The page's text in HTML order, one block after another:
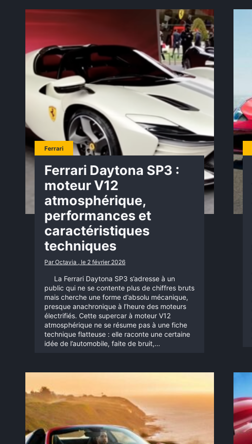
Ferrari
Ferrari Daytona SP3 :
moteur V12
atmosphérique,
performances et
caractéristiques
techniques
Par Octavia , le 2 février 2026
La Ferrari Daytona SP3 s’adresse à un
public qui ne se contente plus de chiffres bruts
mais cherche une forme d’absolu mécanique,
presque anachronique à l’heure des moteurs
électrifiés. Cette supercar à moteur V12
atmosphérique ne se résume pas à une fiche
technique flatteuse : elle raconte une certaine
idée de l’automobile, faite de bruit,…